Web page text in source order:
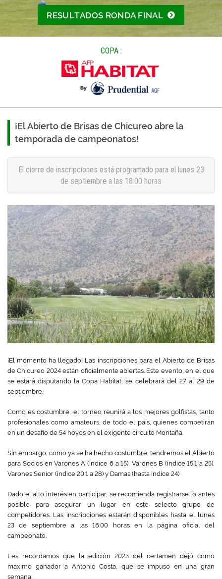
RESULTADOS RONDA FINAL
COPA :
¡El Abierto de Brisas de Chicureo abre la
temporada de campeonatos!
El cierre de inscripciones está programado para el lunes 23
de septiembre a las 18:00 horas
¡El momento ha llegado! Las inscripciones para el Abierto de Brisas
de Chicureo 2024 están oficialmente abiertas. Este evento, en el que
se estará disputando la Copa Habitat, se celebrará del 27 al 29 de
septiembre.
Como es costumbre, el torneo reunirá a los mejores golfistas, tanto
profesionales como amateurs, de todo el país, quienes competirán
en un desafío de 54 hoyos en el exigente circuito Montaña.
Sin embargo, como ya se ha hecho costumbre, tendremos el Abierto
para Socios en Varones A (Índice 6 a 15), Varones B (índice 15.1 a 25),
Varones Senior (índice 20.1 a 28) y Damas (hasta índice 24)
Dado el alto interés en participar, se recomienda registrarse lo antes
posible para asegurar un lugar en este selecto grupo de
competidores. Las inscripciones estarán disponibles hasta el lunes
23 de septiembre a las 18:00 horas en la página oficial del
campeonato.
Les recordamos que la edición 2023 del certamen dejó como
máximo ganador a Antonio Costa, que se impuso en una gran
semana.